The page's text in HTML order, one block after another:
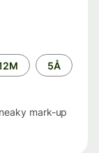
5Å
mark-up